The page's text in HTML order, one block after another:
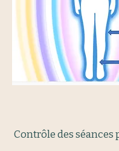
Contrôle des séances